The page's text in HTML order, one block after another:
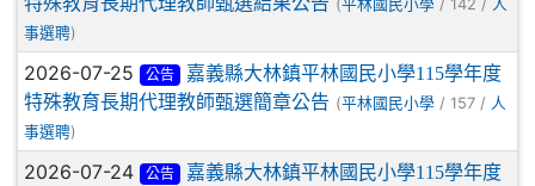
(平林國民小學 / 142 / 人
事選聘)
2026-07-25 公告
嘉義縣大林鎮平林國民小學115學年度
特殊教育長期代理教師甄選簡章公告 (平林國民小學 / 157 / 人
事選聘)
2026-07-24 公告
嘉義縣大林鎮平林國民小學115學年度